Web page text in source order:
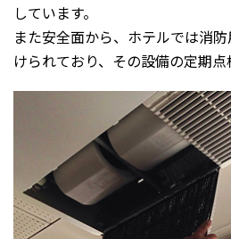
しています。
また安全面から、ホテルでは消
けられており、その設備の定期点